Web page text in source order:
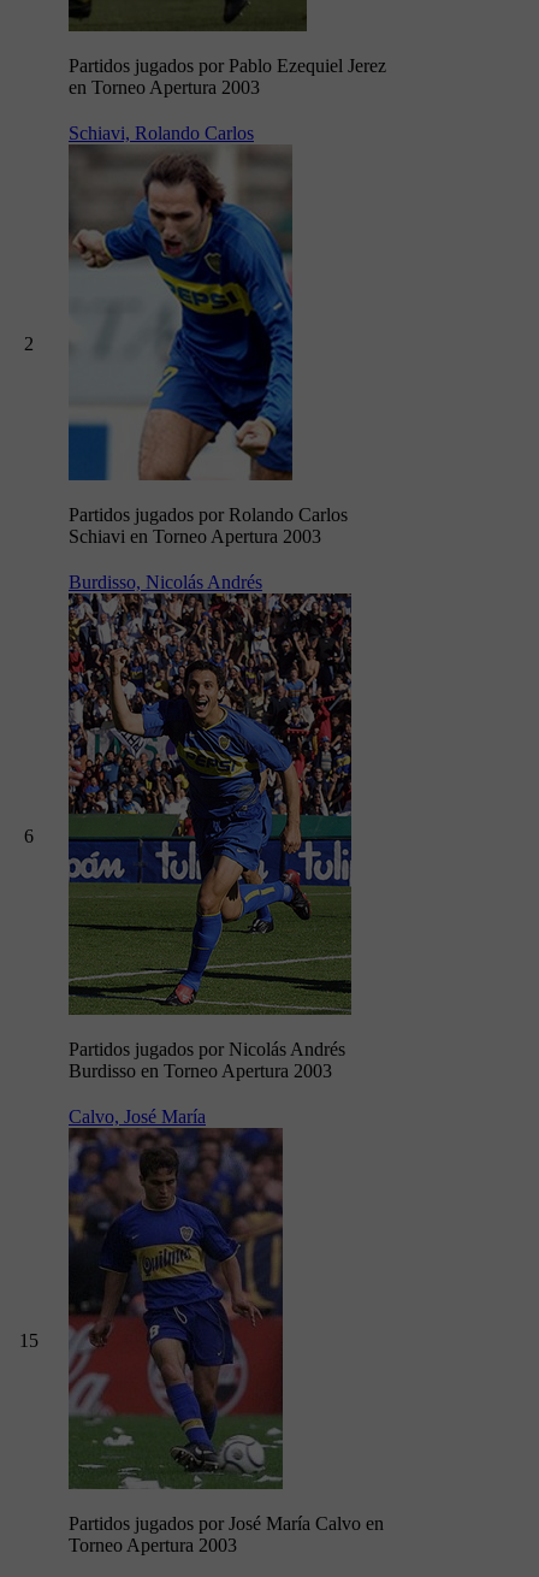
Partidos jugados por Pablo Ezequiel Jerez
en Torneo Apertura 2003
2
Schiavi, Rolando Carlos
Partidos jugados por Rolando Carlos
Schiavi en Torneo Apertura 2003
6
Burdisso, Nicolás Andrés
Partidos jugados por Nicolás Andrés
Burdisso en Torneo Apertura 2003
15
Calvo, José María
Partidos jugados por José María Calvo en
Torneo Apertura 2003